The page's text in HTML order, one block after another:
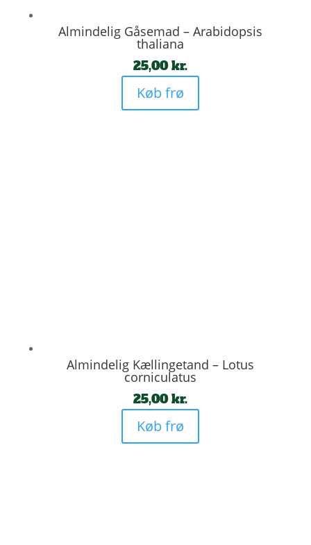
Almindelig Gåsemad – Arabidopsis
thaliana
25,00kr.
Køb frø
Almindelig Kællingetand – Lotus
corniculatus
25,00kr.
Køb frø